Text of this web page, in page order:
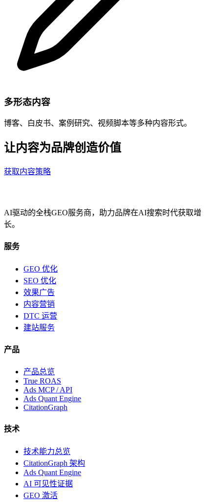
多形态内容
博客、白皮书、案例研究、视频脚本等多种内容形式。
让内容为品牌创造价值
获取内容策略
AI驱动的全栈GEO服务商，助力品牌在AI搜索时代获取增
长。
服务
GEO 优化
SEO 优化
效果广告
内容营销
DTC 运营
建站服务
产品
产品总览
True ROAS
Ads MCP / API
Ads Quant Engine
CitationGraph
技术
技术能力总览
CitationGraph 架构
Ads Quant Engine
AI 可见性证据
GEO 激活